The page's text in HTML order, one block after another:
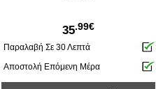
35.99€
Παραλαβή Σε 30 Λεπτά
Αποστολή Επόμενη Μέρα